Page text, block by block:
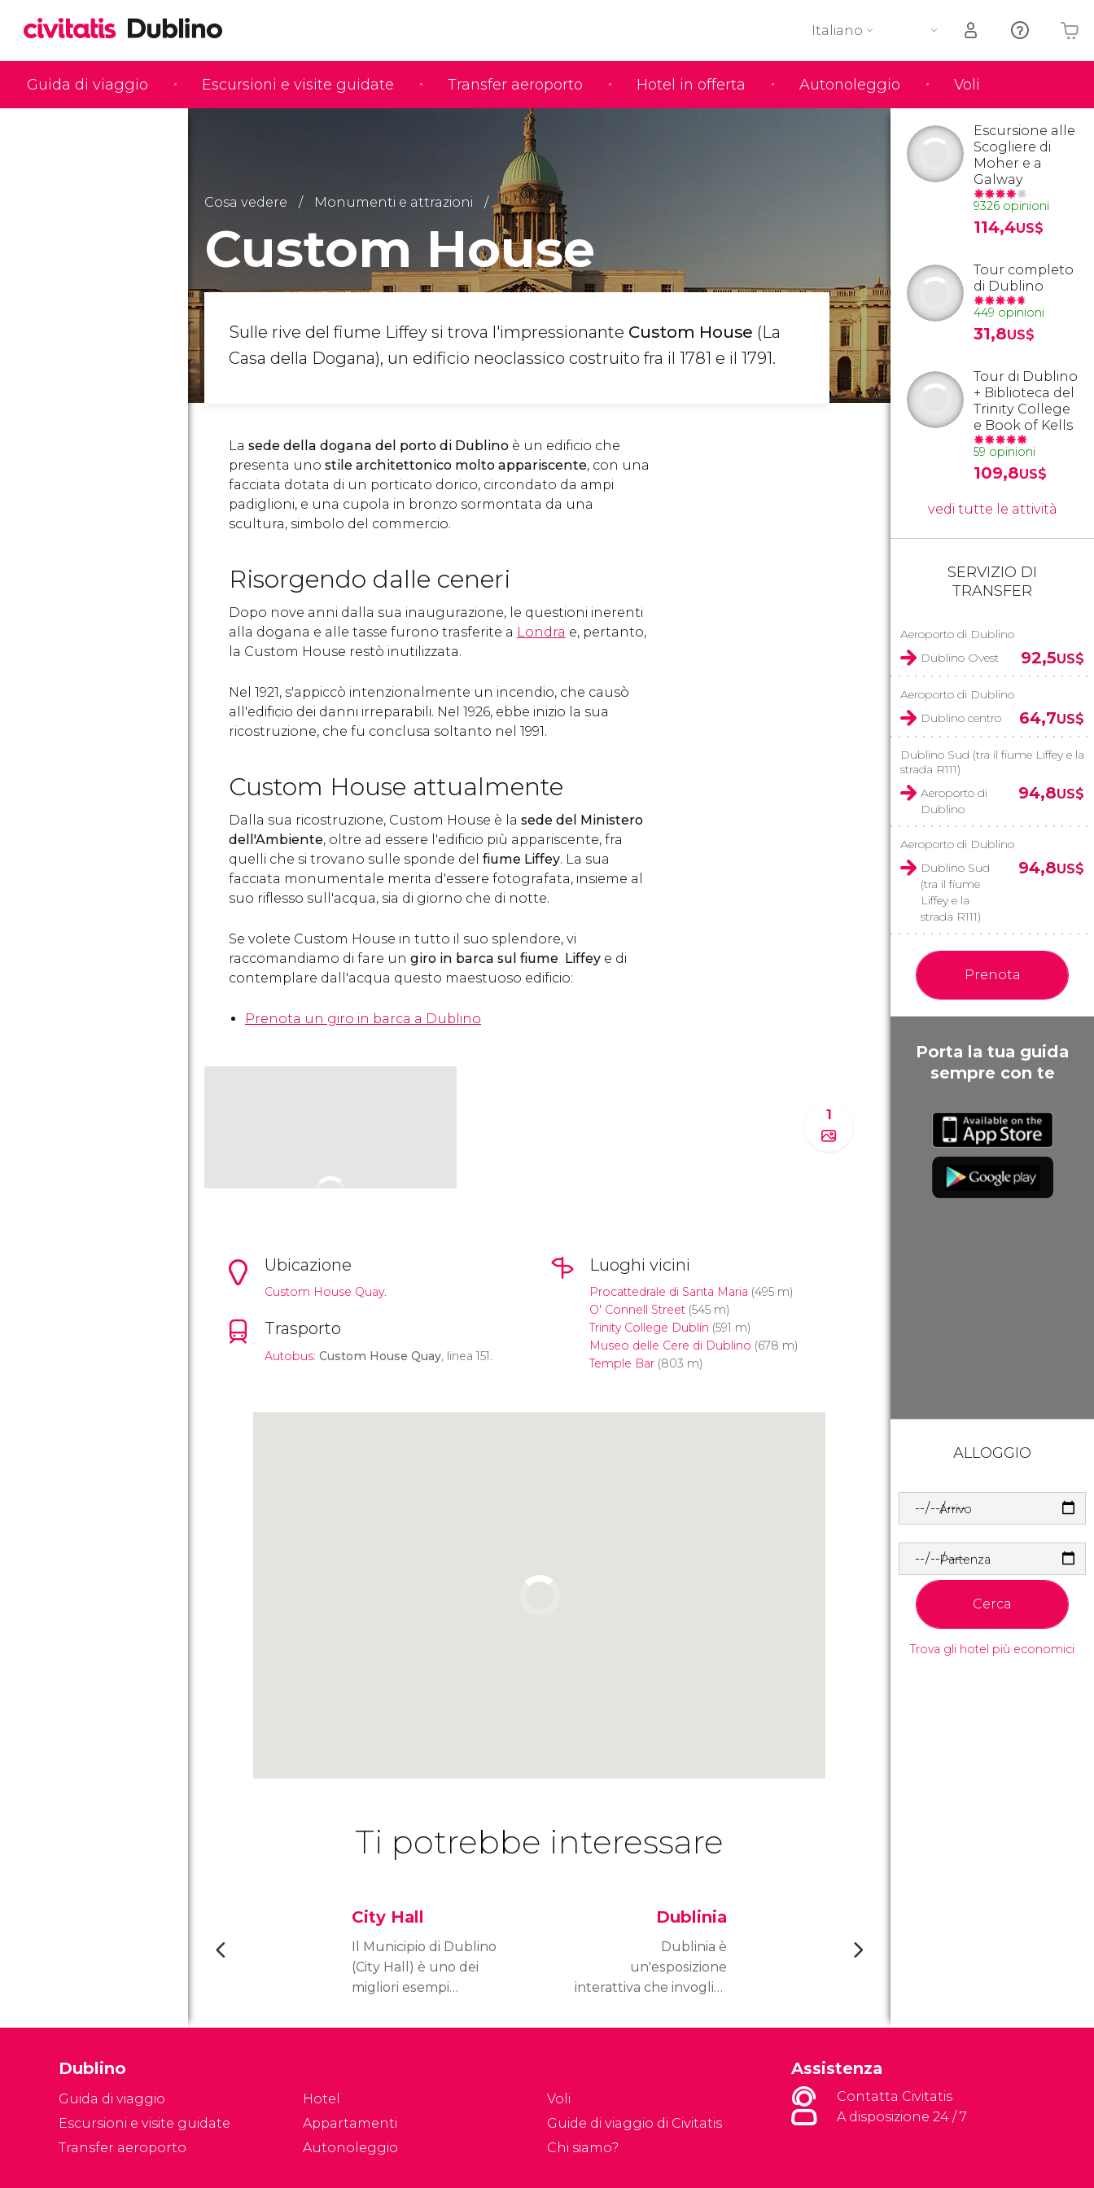
Guida di viaggio Escursioni e visite guidate Transfer aeroporto Hotel in offerta Autonoleggio Voli
Italiano
Il tuo carrello è vuoto
Cosa vedere Monumenti e attrazioni
Custom House
Sulle rive del fiume Liffey si trova l'impressionante Custom House (La
Casa della Dogana), un edificio neoclassico costruito fra il 1781 e il 1791.
La sede della dogana del porto di Dublino è un edificio che
presenta uno stile architettonico molto appariscente, con una
facciata dotata di un porticato dorico, circondato da ampi
padiglioni, e una cupola in bronzo sormontata da una
scultura, simbolo del commercio.
Risorgendo dalle ceneri
Dopo nove anni dalla sua inaugurazione, le questioni inerenti
alla dogana e alle tasse furono trasferite a Londra e, pertanto,
la Custom House restò inutilizzata.
Nel 1921, s'appiccò intenzionalmente un incendio, che causò
all'edificio dei danni irreparabili. Nel 1926, ebbe inizio la sua
ricostruzione, che fu conclusa soltanto nel 1991.
Custom House attualmente
Dalla sua ricostruzione, Custom House è la sede del Ministero
dell'Ambiente, oltre ad essere l'edificio più appariscente, fra
quelli che si trovano sulle sponde del fiume Liffey. La sua
facciata monumentale merita d'essere fotografata, insieme al
suo riflesso sull'acqua, sia di giorno che di notte.
Se volete Custom House in tutto il suo splendore, vi
raccomandiamo di fare un giro in barca sul fiume Liffey e di
contemplare dall'acqua questo maestuoso edificio:
Prenota un giro in barca a Dublino
1
Ubicazione
Custom House Quay.
Trasporto
Autobus: Custom House Quay, linea 151.
Luoghi vicini
Procattedrale di Santa Maria (495 m)
O' Connell Street(545 m)
Trinity College Dublín (591 m)
Museo delle Cere di Dublino (678 m)
Temple Bar(803 m)
Ti potrebbe interessare
City Hall
Il Municipio di Dublino
(City Hall) è uno dei
migliori esempi
Costruito fra il 1769 e il
Dublinia
Dublinia è
un'esposizione
interattiva che invoglia i
tuffo nel
Escursione alle
Scogliere di
Moher e a
Galway
9326 opinioni
114,4US$
Tour completo
di Dublino
449 opinioni
31,8US$
Tour di Dublino
+ Biblioteca del
Trinity College
e Book of Kells
59 opinioni
109,8US$
vedi tutte le attività
SERVIZIO DI
TRANSFER
Aeroporto di Dublino
Dublino Ovest
92,5US$
Aeroporto di Dublino
Dublino centro
64,7US$
Dublino Sud (tra il fiume Liffey e la
strada R111)
Aeroporto di
Dublino
94,8US$
Aeroporto di Dublino
Dublino Sud
(tra il fiume
Liffey e la
strada R111)
94,8US$
Prenota
Porta la tua guida
sempre con te
ALLOGGIO
Arrivo
Partenza
Cerca
Trova gli hotel più economici
Dublino
Guida di viaggio
Escursioni e visite guidate
Transfer aeroporto
Hotel
Appartamenti
Autonoleggio
Voli
Guide di viaggio di Civitatis
Chi siamo?
Assistenza
Contatta Civitatis
A disposizione 24 / 7